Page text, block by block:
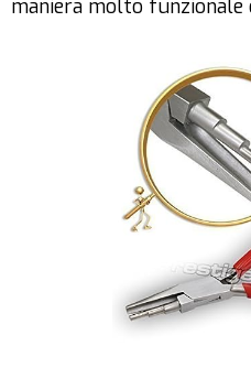
maniera molto funzionale